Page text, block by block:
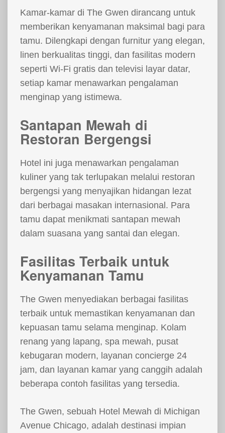
Kamar-kamar di The Gwen dirancang untuk
memberikan kenyamanan maksimal bagi para
tamu. Dilengkapi dengan furnitur yang elegan,
linen berkualitas tinggi, dan fasilitas modern
seperti Wi-Fi gratis dan televisi layar datar,
setiap kamar menawarkan pengalaman
menginap yang istimewa.
Santapan Mewah di
Restoran Bergengsi
Hotel ini juga menawarkan pengalaman
kuliner yang tak terlupakan melalui restoran
bergengsi yang menyajikan hidangan lezat
dari berbagai masakan internasional. Para
tamu dapat menikmati santapan mewah
dalam suasana yang santai dan elegan.
Fasilitas Terbaik untuk
Kenyamanan Tamu
The Gwen menyediakan berbagai fasilitas
terbaik untuk memastikan kenyamanan dan
kepuasan tamu selama menginap. Kolam
renang yang lapang, spa mewah, pusat
kebugaran modern, layanan concierge 24
jam, dan layanan kamar yang canggih adalah
beberapa contoh fasilitas yang tersedia.
The Gwen, sebuah Hotel Mewah di Michigan
Avenue Chicago, adalah destinasi impian